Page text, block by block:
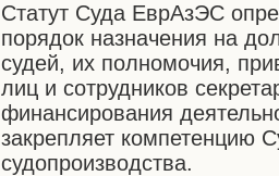
Статут Суда ЕврАзЭС
порядок назначения на
судей, их полномочия,
лиц и сотрудников
финансирования
закрепляет компетенцию
судопроизводства.